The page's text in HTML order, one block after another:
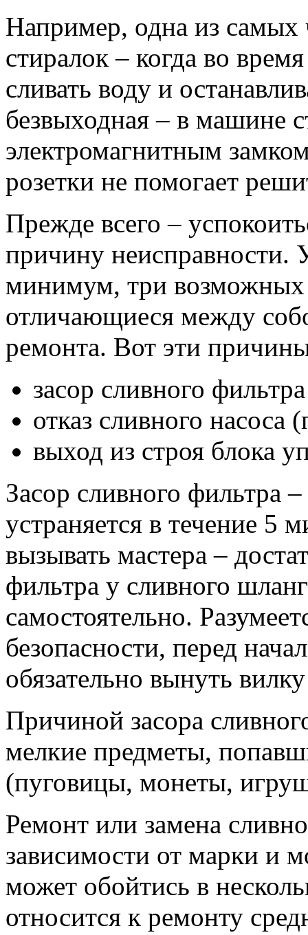
Например, одна из самых
стиралок – когда во
сливать воду и
безвыходная – в машине
электромагнитным
розетки не помогает
Прежде всего –
причину неисправности.
минимум, три
отличающиеся между
ремонта. Вот эти
засор сливного фильтра
отказ сливного насоса
выход из строя блока
Засор сливного фильтра
устраняется в течение 5
вызывать мастера –
фильтра у сливного
самостоятельно.
безопасности, перед
обязательно вынуть
Причиной засора
мелкие предметы,
(пуговицы, монеты,
Ремонт или замена
зависимости от марки и
может обойтись в
относится к ремонту